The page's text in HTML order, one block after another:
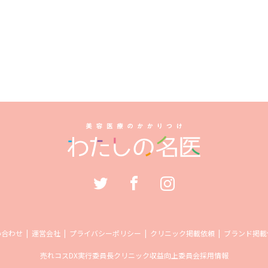
わせ 運営会社 プライバシーポリシー クリニック掲載依頼 ブランド掲
売れコスDX実行委員長クリニック収益向上委員会採用情報